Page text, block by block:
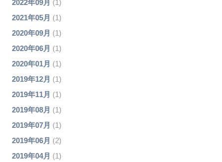
2022年09月 (1)
2021年05月 (1)
2020年09月 (1)
2020年06月 (1)
2020年01月 (1)
2019年12月 (1)
2019年11月 (1)
2019年08月 (1)
2019年07月 (1)
2019年06月 (2)
2019年04月 (1)